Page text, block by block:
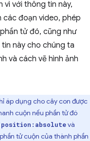
vì với thông tin này,
các đoạn video, phép
tử đó, cũng như
này cho chúng ta
và cách vẽ hình ảnh
áp dụng cho cây con được
cuộn nếu phần tử đó
position:absolutevà
tử cuộn của thành phần